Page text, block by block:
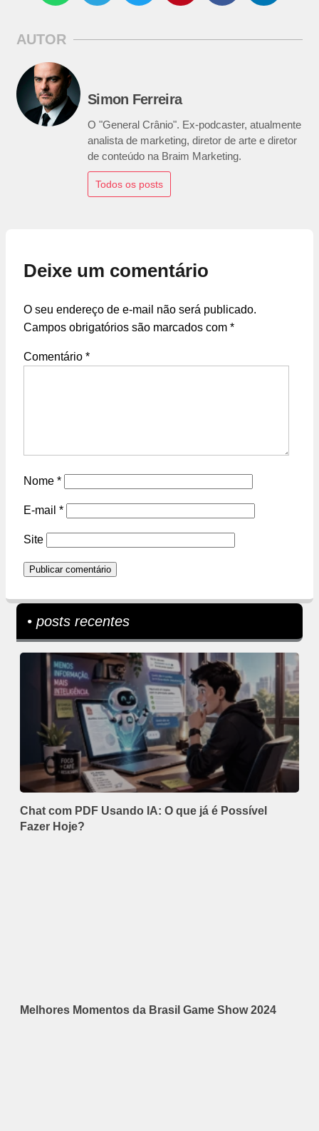
AUTOR
Simon Ferreira
O "General Crânio". Ex-podcaster, atualmente
analista de marketing, diretor de arte e diretor
de conteúdo na Braim Marketing.
Todos os posts
Deixe um comentário
O seu endereço de e-mail não será publicado.
Campos obrigatórios são marcados com *
Comentário *
Nome *
E-mail *
Site
• posts recentes
Chat com PDF Usando IA: O que já é Possível
Fazer Hoje?
Melhores Momentos da Brasil Game Show 2024